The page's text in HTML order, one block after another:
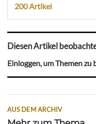
200 Artikel
Diesen Artikel
Einloggen, um Themen zu
AUS DEM ARCHIV